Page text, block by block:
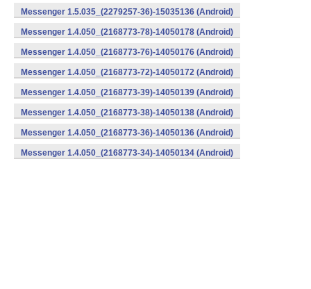
Messenger 1.5.035_(2279257-36)-15035136 (Android)
Messenger 1.4.050_(2168773-78)-14050178 (Android)
Messenger 1.4.050_(2168773-76)-14050176 (Android)
Messenger 1.4.050_(2168773-72)-14050172 (Android)
Messenger 1.4.050_(2168773-39)-14050139 (Android)
Messenger 1.4.050_(2168773-38)-14050138 (Android)
Messenger 1.4.050_(2168773-36)-14050136 (Android)
Messenger 1.4.050_(2168773-34)-14050134 (Android)